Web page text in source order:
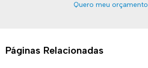
Quero meu orçamento
Páginas Relacionadas